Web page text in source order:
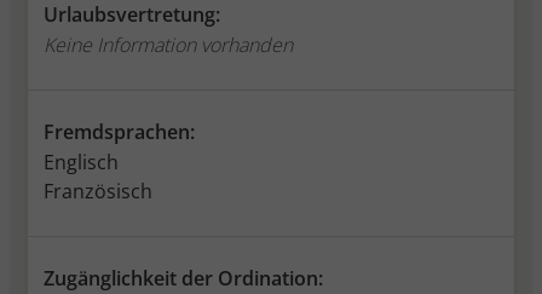
Urlaubsvertretung:
Keine Information vorhanden
Fremdsprachen:
Englisch
Französisch
Zugänglichkeit der Ordination: